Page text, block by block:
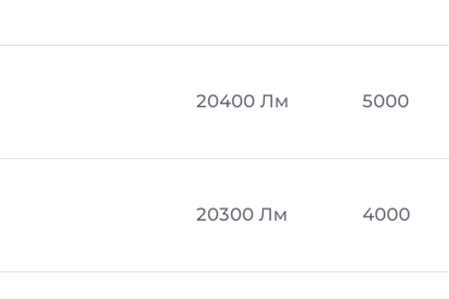
20400 Лм 5000
20300 Лм 4000